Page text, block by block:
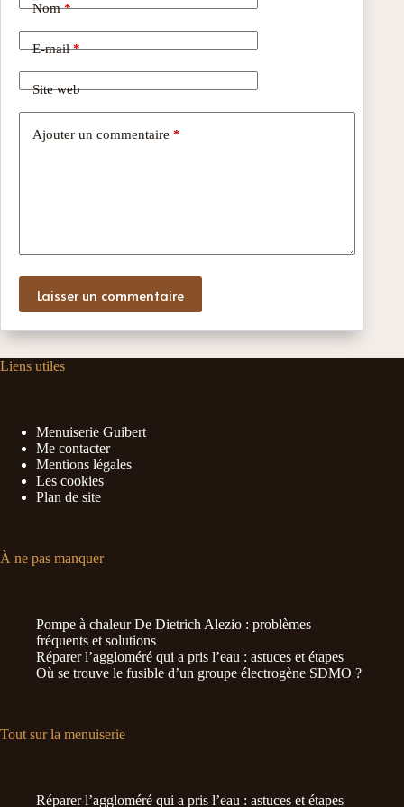
Nom*
E-mail*
Site web
Ajouter un commentaire *
Laisser un commentaire
Liens utiles
Menuiserie Guibert
Me contacter
Mentions légales
Les cookies
Plan de site
À ne pas manquer
Pompe à chaleur De Dietrich Alezio : problèmes
fréquents et solutions
Réparer l’aggloméré qui a pris l’eau : astuces et étapes
Où se trouve le fusible d’un groupe électrogène SDMO ?
Tout sur la menuiserie
Réparer l’aggloméré qui a pris l’eau : astuces et étapes